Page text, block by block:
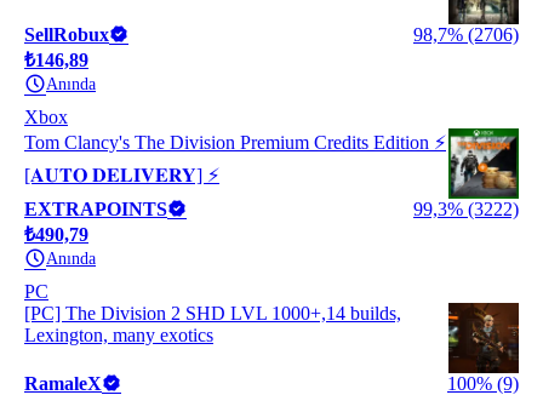
SellRobux
98,7% (2706)
₺146,89
Anında
Xbox
Tom Clancy's The Division Premium Credits Edition ⚡️
[𝐀𝐔𝐓𝐎 𝐃𝐄𝐋𝐈𝐕𝐄𝐑𝐘] ⚡️
EXTRAPOINTS
99,3% (3222)
₺490,79
Anında
PC
[PC] The Division 2 SHD LVL 1000+,14 builds,
Lexington, many exotics
RamaleX
100% (9)